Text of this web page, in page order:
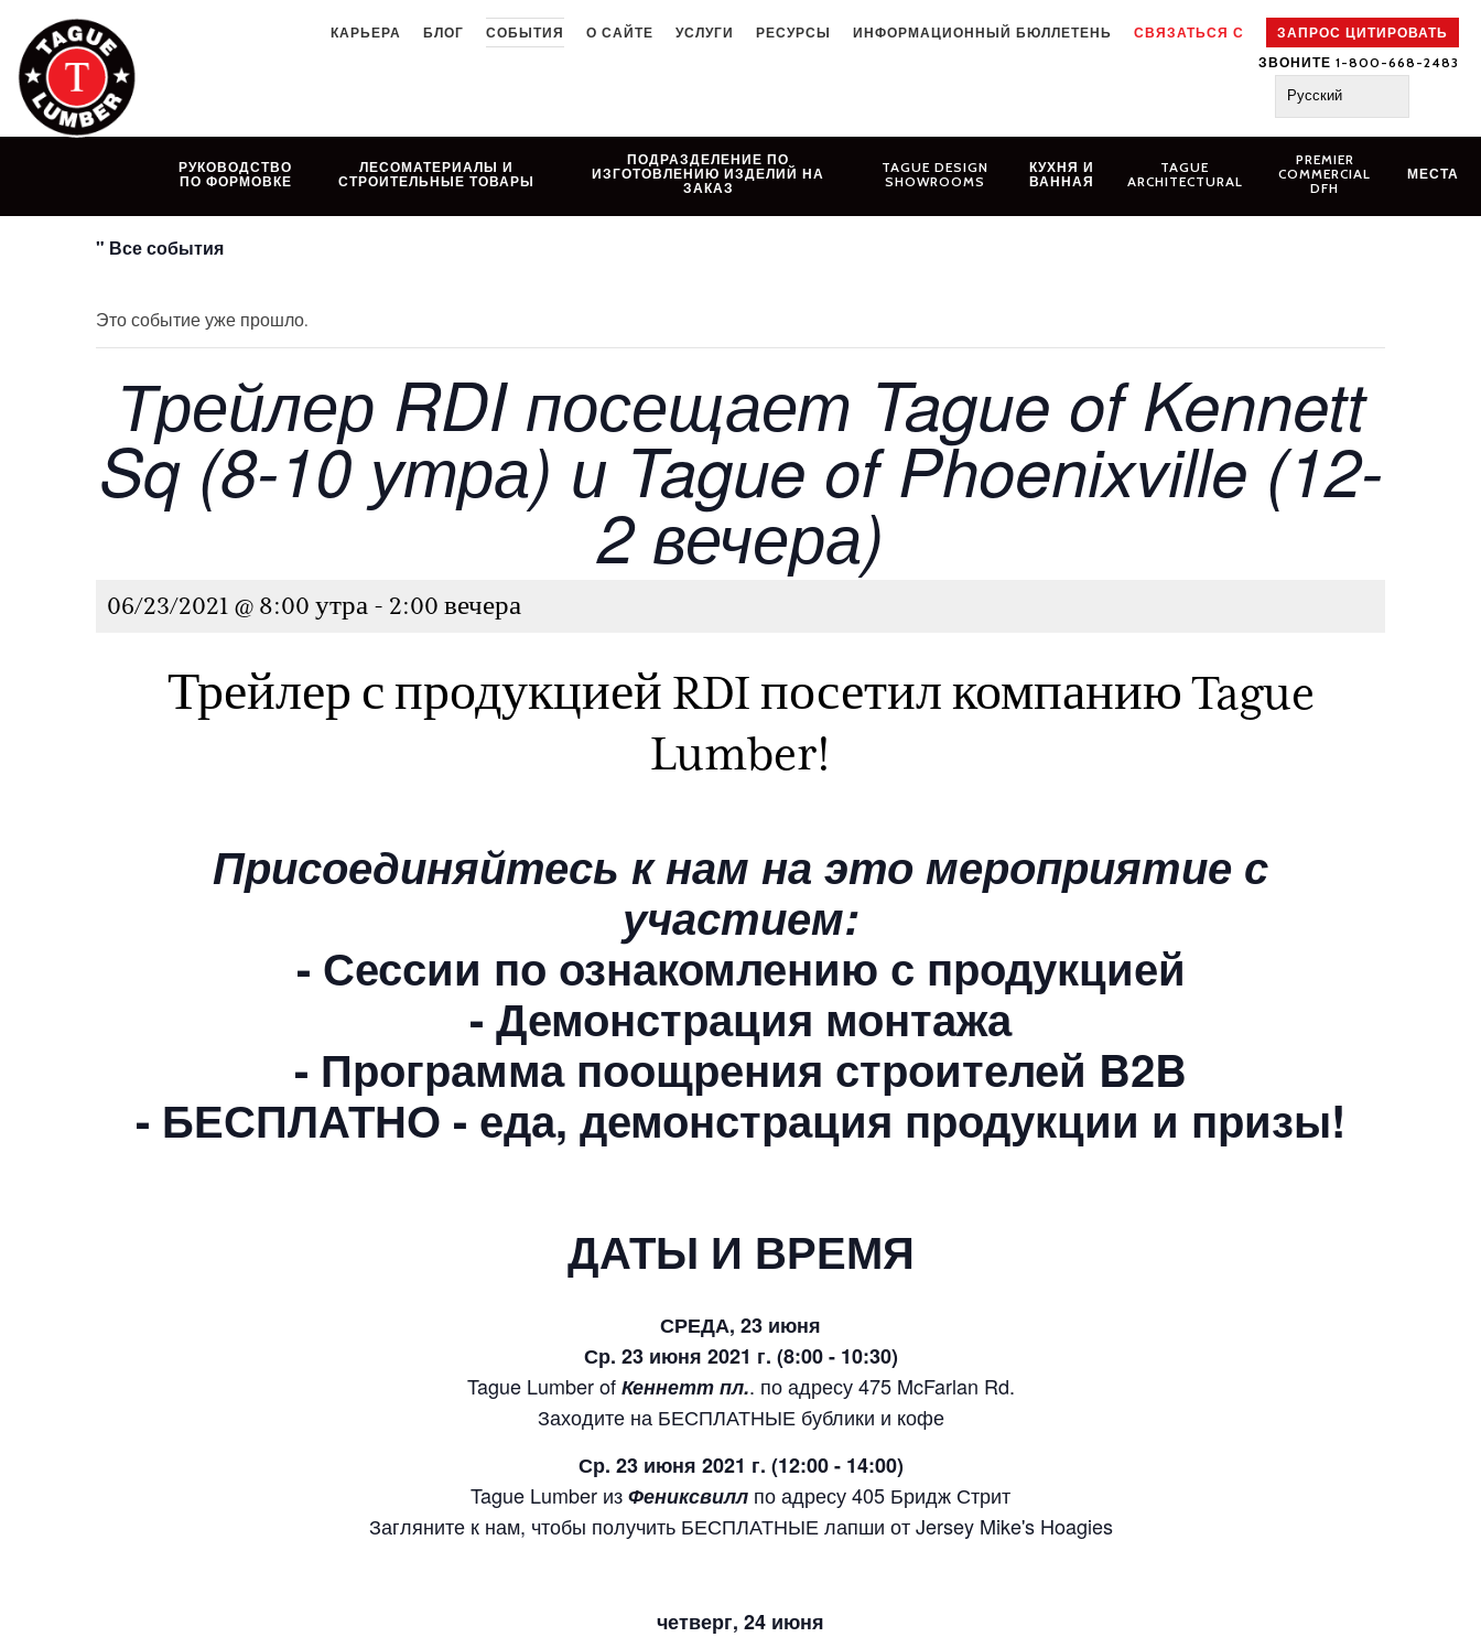
content
КАРЬЕРА БЛОГ СОБЫТИЯ О САЙТЕ УСЛУГИ РЕСУРСЫ ИНФОРМАЦИОННЫЙ БЮЛЛЕТЕНЬ СВЯЗАТЬСЯ С
ЗАПРОС ЦИТИРОВАТЬ
ЗВОНИТЕ 1-800-668-2483
Русский
РУКОВОДСТВО
ПО ФОРМОВКЕ
ЛЕСОМАТЕРИАЛЫ И
СТРОИТЕЛЬНЫЕ ТОВАРЫ
ПОДРАЗДЕЛЕНИЕ ПО
ИЗГОТОВЛЕНИЮ ИЗДЕЛИЙ НА
ЗАКАЗ
TAGUE DESIGN
SHOWROOMS
КУХНЯ И
ВАННАЯ
TAGUE
ARCHITECTURAL
PREMIER
COMMERCIAL
DFH
МЕСТА
" Все события
Это событие уже прошло.
Трейлер RDI посещает Tague of Kennett
Sq (8-10 утра) и Tague of Phoenixville (12-
2 вечера)
06/23/2021 @ 8:00 утра - 2:00 вечера
Трейлер с продукцией RDI посетил компанию Tague
Lumber!
Присоединяйтесь к нам на это мероприятие с
участием:
- Сессии по ознакомлению с продукцией
- Демонстрация монтажа
- Программа поощрения строителей B2B
- БЕСПЛАТНО - еда, демонстрация продукции и призы!
ДАТЫ И ВРЕМЯ
СРЕДА, 23 июня
Ср. 23 июня 2021 г. (8:00 - 10:30)
Tague Lumber ofКеннетт пл.. по адресу 475 McFarlan Rd.
Заходите на БЕСПЛАТНЫЕ бублики и кофе
Ср. 23 июня 2021 г. (12:00 - 14:00)
Tague Lumber изФениксвилл по адресу 405 Бридж Стрит
Загляните к нам, чтобы получить БЕСПЛАТНЫЕ лапши от Jersey Mike's Hoagies
четверг, 24 июня